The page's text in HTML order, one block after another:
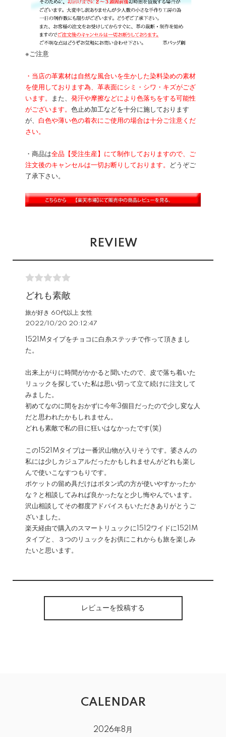
※ご注意
・当店の革素材は自然な風合いを生かした染料染めの素材
を使用しております為、革表面にシミ・シワ・キズがござ
います。
また、 発汗や摩擦などにより色落ちをする可能性
がございます。 色止め加工などを十分に施しております
が、 白色や薄い色の着衣にご使用の場合は十分ご注意くだ
さい。
・商品は全品【受注生産】にて制作しておりますので、ご
注文後のキャンセルは一切お断りしております。
どうぞご
了承下さい。
REVIEW
どれも素敵
旅が好き 60代以上 女性
2022/10/20 20:12:47
1521Mタイプをチョコに白糸ステッチで作って頂きまし
た。
出来上がりに時間がかかると聞いたので、皮で落ち着いた
リュックを探していた私は思い切って立て続けに注文して
みました。
初めてなのに間をおかずに今年3個目だったので少し変な人
だと思われたかもしれません。
どれも素敵で私の目に狂いはなかったです(笑)
この1521Mタイプは一番沢山物が入りそうです。婆さんの
私には少しカジュアルだったかもしれませんがどれも楽し
んで使いこなすつもりです。
ポケットの留め具だけはボタン式の方が使いやすかったか
な？と相談してみれば良かったなと少し悔やんでいます。
沢山相談してその都度アドバイスもいただきありがとうご
ざいました。
楽天経由で購入のスマートリュックに1512ワイドに1521M
タイプと、３つのリュックをお供にこれからも旅を楽しみ
たいと思います。
レビューを投稿する
CALENDAR
2026年8月